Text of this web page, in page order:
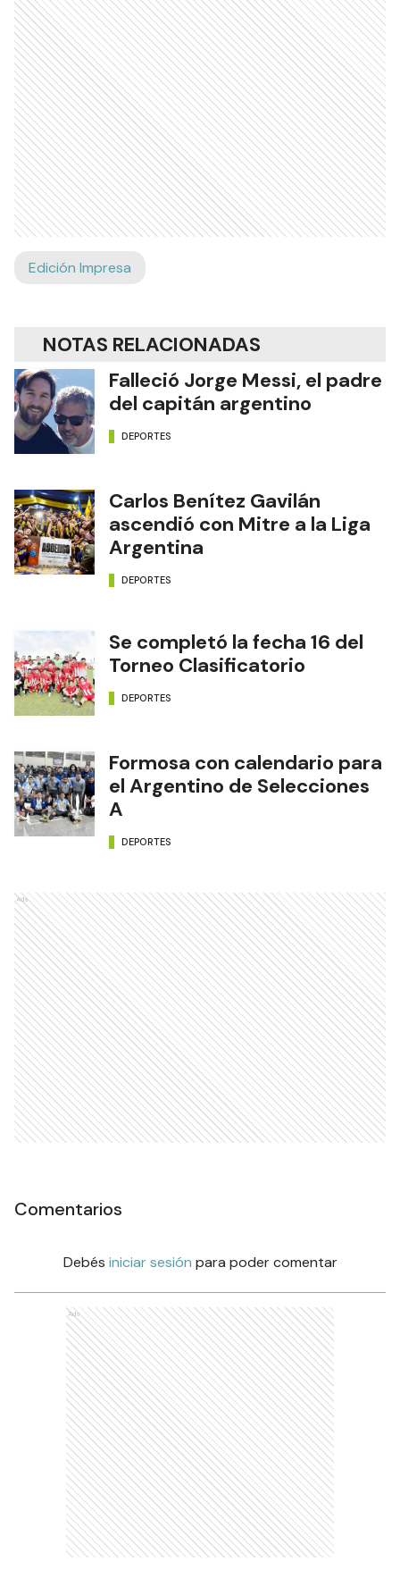
Edición Impresa
NOTAS RELACIONADAS
Falleció Jorge Messi, el padre
del capitán argentino
DEPORTES
Carlos Benítez Gavilán
ascendió con Mitre a la Liga
Argentina
DEPORTES
Se completó la fecha 16 del
Torneo Clasificatorio
DEPORTES
Formosa con calendario para
el Argentino de Selecciones
A
DEPORTES
Ads
Comentarios
Debés iniciar sesión para poder comentar
Ads